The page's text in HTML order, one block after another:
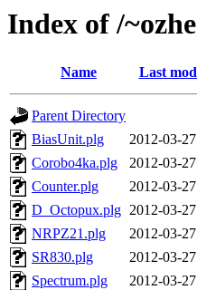
Index of /
Name Last
Parent Directory
BiasUnit.plg
2012-03-
Corobo4ka.plg
2012-03-
Counter.plg
2012-03-
D_Octopux.plg 2012-03-
NRPZ21.plg
2012-03-
SR830.plg
2012-03-
Spectrum.plg
2012-03-